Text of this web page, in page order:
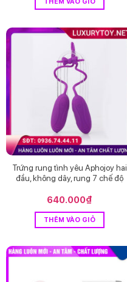
1.200.000₫.
Trứng rung tình yêu Aphojoy hai
đầu, không dây, rung 7 chế độ
640.000₫
THÊM VÀO GIỎ